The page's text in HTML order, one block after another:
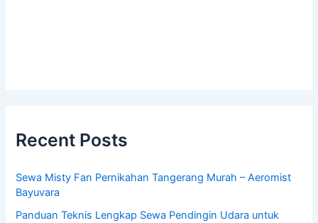
Recent Posts
Sewa Misty Fan Pernikahan Tangerang Murah – Aeromist
Bayuvara
Panduan Teknis Lengkap Sewa Pendingin Udara untuk